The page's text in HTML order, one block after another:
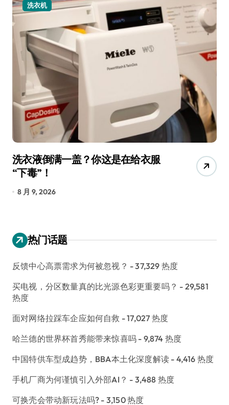
洗衣机
洗衣液倒满一盖？你这是在给衣服
“下毒”！
8 月 9, 2026
热门话题
反馈中心高票需求为何被忽视？ - 37,329 热度
买电视，分区数量真的比光源色彩更重要吗？ - 29,581
热度
面对网络拉踩车企应如何自救 - 17,027 热度
哈兰德的世界杯首秀能带来惊喜吗 - 9,874 热度
中国特供车型成趋势，BBA本土化深度解读 - 4,416 热度
手机厂商为何谨慎引入外部AI？ - 3,488 热度
可换壳会带动新玩法吗? - 3,150 热度